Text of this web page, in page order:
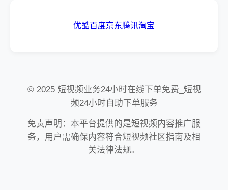
优酷百度京东腾讯淘宝
© 2025 短视频业务24小时在线下单免费_短视
频24小时自助下单服务
免责声明：本平台提供的是短视频内容推广服
务，用户需确保内容符合短视频社区指南及相
关法律法规。